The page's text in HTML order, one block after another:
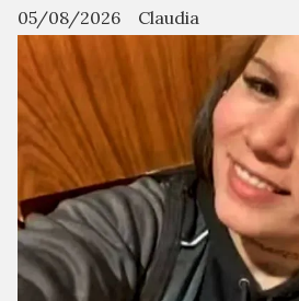
Claudia
05/08/2026